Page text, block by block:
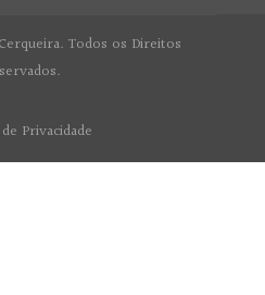
Todos os Direitos
Privacidade